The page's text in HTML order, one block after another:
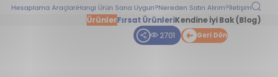
Hesaplama AraçlarıHangi Ürün Sana Uygun?Nereden Satın Alırım?İletişim
ÜrünlerFırsat ÜrünleriKendine İyi Bak (Blog)
2701 Geri Dön